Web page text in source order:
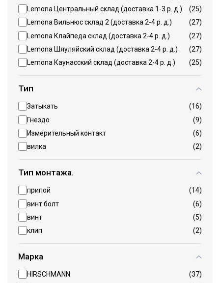
Lemona Центральный склад (доставка 1-3 р. д.)
(25)
Lemona Вильнюс склад 2 (доставка 2-4 р. д.)
(27)
Lemona Клайпеда склад (доставка 2-4 р. д.)
(27)
Lemona Шяуляйский склад (доставка 2-4 р. д.)
(27)
Lemona Каунасский склад (доставка 2-4 р. д.)
(25)
Тип
Затыкать
(16)
Гнездо
(9)
Измерительный контакт
(6)
вилка
(2)
Тип монтажа.
припой
(14)
винт болт
(6)
винт
(5)
клип
(2)
Марка
HIRSCHMANN
(37)